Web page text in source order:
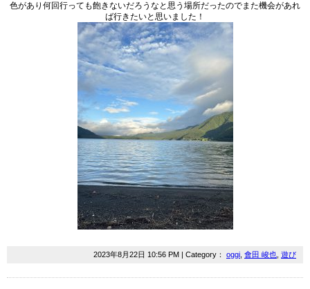
色があり何回行っても飽きないだろうなと思う場所だったのでまた機会があれ
ば行きたいと思いました！
2023年8月22日 10:56 PM | Category： oggi 會田 峻也 遊び